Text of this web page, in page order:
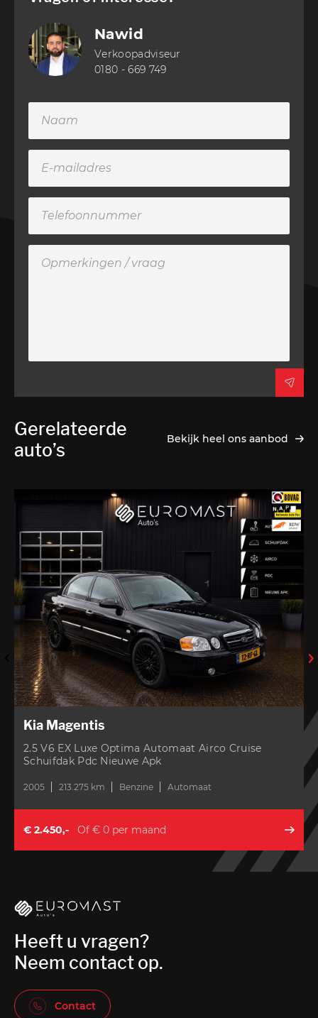
Nawid
Verkoopadviseur
0180 - 669 749
Gerelateerde
auto’s
Bekijk heel ons aanbod
Kia Magentis
2.5 V6 EX Luxe Optima Automaat Airco Cruise
Schuifdak Pdc Nieuwe Apk
2005 213.275 km Benzine Automaat
€ 2.450,- Of € 0 per maand
Heeft u vragen?
Neem contact op.
Contact